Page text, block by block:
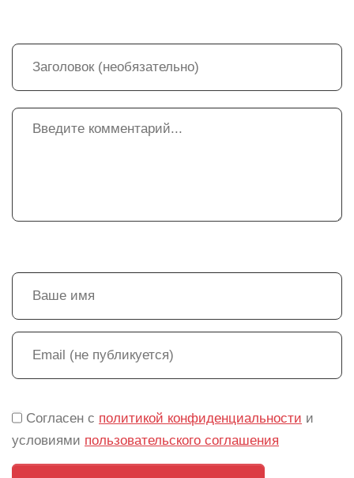
Согласен с политикой конфиденциальности и
условиями пользовательского соглашения